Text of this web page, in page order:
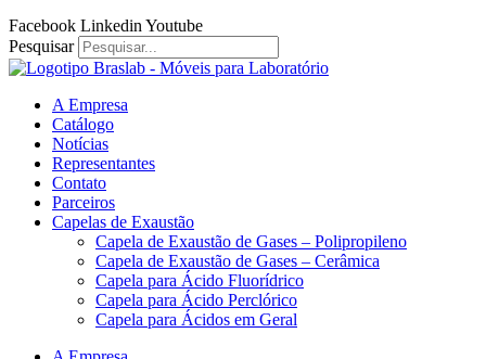
Facebook Linkedin Youtube
Pesquisar
A Empresa
Catálogo
Notícias
Representantes
Contato
Parceiros
Capelas de Exaustão
Capela de Exaustão de Gases – Polipropileno
Capela de Exaustão de Gases – Cerâmica
Capela para Ácido Fluorídrico
Capela para Ácido Perclórico
Capela para Ácidos em Geral